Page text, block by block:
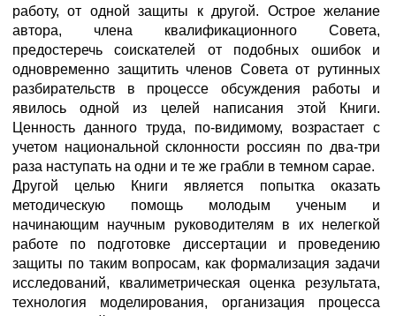
работу, от одной защиты к другой. Острое желание
автора, члена квалификационного Совета,
предостеречь соискателей от подобных ошибок и
одновременно защитить членов Совета от рутинных
разбирательств в процессе обсуждения работы и
явилось одной из целей написания этой Книги.
Ценность данного труда, по-видимому, возрастает с
учетом национальной склонности россиян по два-три
раза наступать на одни и те же грабли в темном сарае.
Другой целью Книги является попытка оказать
методическую помощь молодым ученым и
начинающим научным руководителям в их нелегкой
работе по подготовке диссертации и проведению
защиты по таким вопросам, как формализация задачи
исследований, квалиметрическая оценка результата,
технология моделирования, организация процесса